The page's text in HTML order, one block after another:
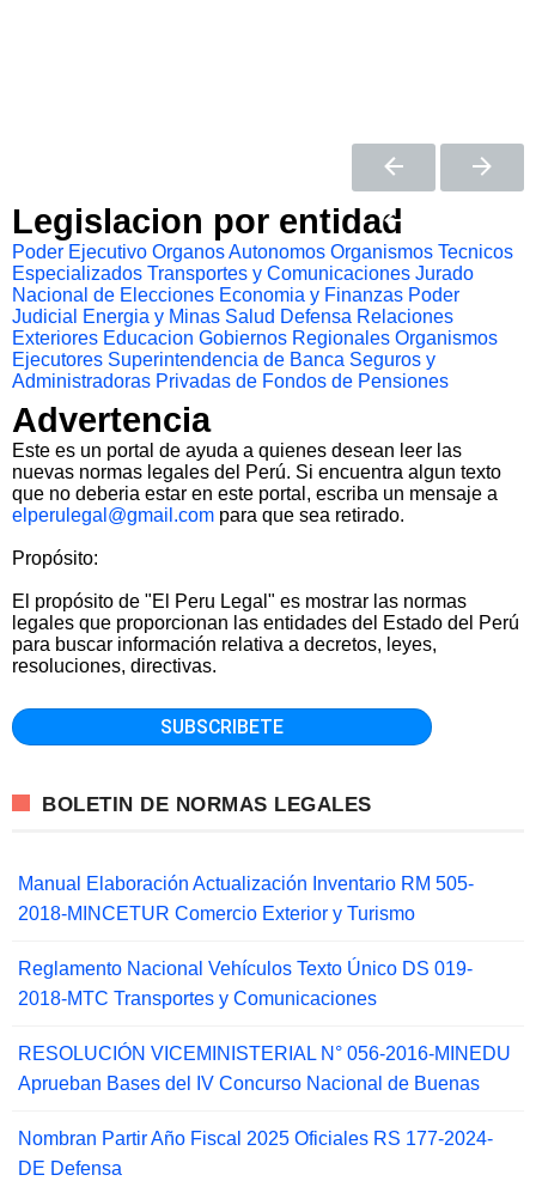
Legislacion por entidad
Poder Ejecutivo Organos Autonomos Organismos Tecnicos
Especializados Transportes y Comunicaciones Jurado
Nacional de Elecciones Economia y Finanzas Poder
Judicial
Energia y Minas Salud Defensa Relaciones
Exteriores Educacion Gobiernos Regionales Organismos
Ejecutores Superintendencia de Banca Seguros y
Administradoras Privadas de Fondos de Pensiones
Advertencia
Este es un portal de ayuda a quienes desean leer las
nuevas normas legales del Perú. Si encuentra algun texto
que no deberia estar en este portal, escriba un mensaje a
elperulegal@gmail.com para que sea retirado.
Propósito:
El propósito de "El Peru Legal" es mostrar las normas
legales que proporcionan las entidades del Estado del Perú
para buscar información relativa a decretos, leyes,
resoluciones, directivas.
BOLETIN DE NORMAS LEGALES
Manual Elaboración Actualización Inventario RM 505-
2018-MINCETUR Comercio Exterior y Turismo
Reglamento Nacional Vehículos Texto Único DS 019-
2018-MTC Transportes y Comunicaciones
RESOLUCIÓN VICEMINISTERIAL N° 056-2016-MINEDU
Aprueban Bases del IV Concurso Nacional de Buenas
Nombran Partir Año Fiscal 2025 Oficiales RS 177-2024-
DE Defensa